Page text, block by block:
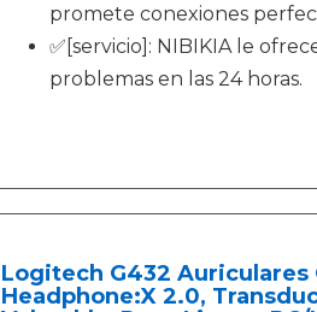
promete conexiones
✅[servicio]: NIBIKIA le
problemas en las 24 horas.
Logitech G432 Auriculares
Headphone:X 2.0,